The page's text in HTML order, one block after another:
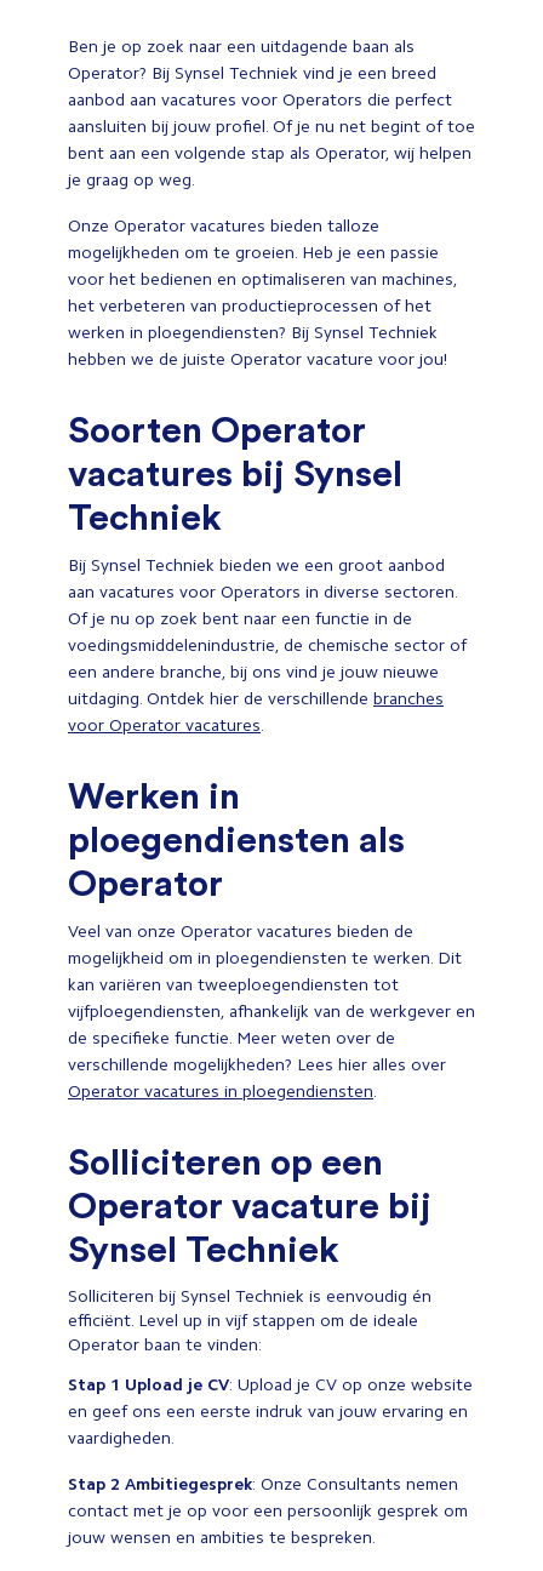
Ben je op zoek naar een uitdagende baan als
Operator? Bij Synsel Techniek vind je een breed
aanbod aan vacatures voor Operators die perfect
aansluiten bij jouw profiel. Of je nu net begint of toe
bent aan een volgende stap als Operator, wij helpen
je graag op weg.
Onze Operator vacatures bieden talloze
mogelijkheden om te groeien. Heb je een passie
voor het bedienen en optimaliseren van machines,
het verbeteren van productieprocessen of het
werken in ploegendiensten? Bij Synsel Techniek
hebben we de juiste Operator vacature voor jou!
Soorten Operator
vacatures bij Synsel
Techniek
Bij Synsel Techniek bieden we een groot aanbod
aan vacatures voor Operators in diverse sectoren.
Of je nu op zoek bent naar een functie in de
voedingsmiddelenindustrie, de chemische sector of
een andere branche, bij ons vind je jouw nieuwe
uitdaging. Ontdek hier de verschillende branches
voor Operator vacatures.
Werken in
ploegendiensten als
Operator
Veel van onze Operator vacatures bieden de
mogelijkheid om in ploegendiensten te werken. Dit
kan variëren van tweeploegendiensten tot
vijfploegendiensten, afhankelijk van de werkgever en
de specifieke functie. Meer weten over de
verschillende mogelijkheden? Lees hier alles over
Operator vacatures in ploegendiensten.
Solliciteren op een
Operator vacature bij
Synsel Techniek
Solliciteren bij Synsel Techniek is eenvoudig én
efficiënt. Level up in vijf stappen om de ideale
Operator baan te vinden:
Stap 1 Upload je CV: Upload je CV op onze website
en geef ons een eerste indruk van jouw ervaring en
vaardigheden.
Stap 2 Ambitiegesprek: Onze Consultants nemen
contact met je op voor een persoonlijk gesprek om
jouw wensen en ambities te bespreken.